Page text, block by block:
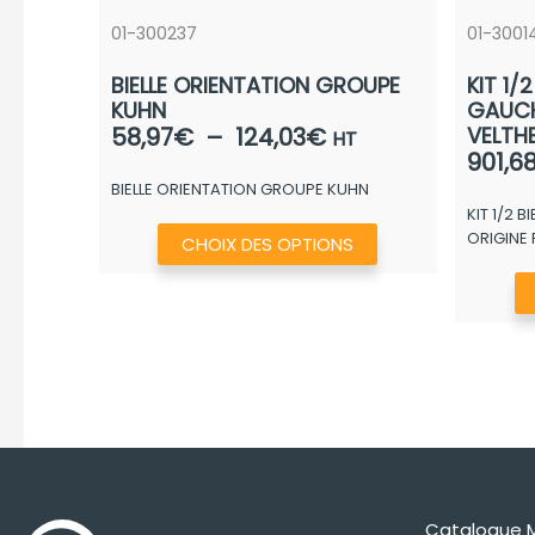
01-300237
BIELLE ORIENTATION GROUPE
KUHN
58,97€ – 124,03€Plage
prix :
58,97€
à
HT
BIELLE ORIENTATION GROUPE KUHN
CHOIX DES OPTIONS
Ce
produit
peuvent
choisies
01-
KIT 1/2
KIT 1/2
ORIGINE
Catalogue